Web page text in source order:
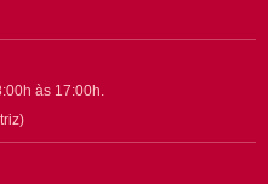
às 17:00h.